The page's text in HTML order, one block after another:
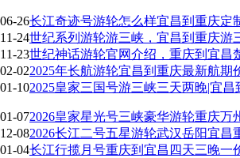
26长江奇迹号游轮怎么样宜昌到重庆定
24世纪系列游轮游三峡，宜昌到重庆游
23世纪神话游轮官网介绍，重庆到宜昌
022025年长航游轮宜昌到重庆最新航期
102025皇家三国号游三峡三天两晚|宜
072026皇家星光号三峡豪华游轮重庆万
082026长江二号五星游轮武汉岳阳宜昌
04长江行揽月号重庆到宜昌四天三晚一